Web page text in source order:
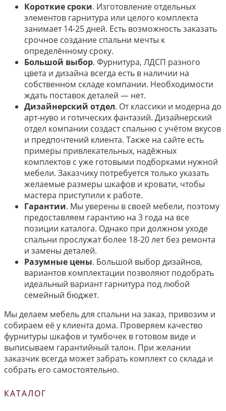
Короткие сроки. Изготовление отдельных
элементов гарнитура или целого комплекта
занимает 14-25 дней. Есть возможность заказать
срочное создание спальни мечты к
определённому сроку.
Большой выбор. Фурнитура, ЛДСП разного
цвета и дизайна всегда есть в наличии на
собственном складе компании. Необходимости
ждать поставок деталей — нет.
Дизайнерский отдел. От классики и модерна до
арт-нуво и готических фантазий. Дизайнерский
отдел компании создаст спальню с учётом вкусов
и предпочтений клиента. Также на сайте есть
примеры привлекательных, надёжных
комплектов с уже готовыми подборками нужной
мебели. Заказчику потребуется только указать
желаемые размеры шкафов и кровати, чтобы
мастера приступили к работе.
Гарантии. Мы уверены в своей мебели, поэтому
предоставляем гарантию на 3 года на все
позиции каталога. Однако при должном уходе
спальни прослужат более 18-20 лет без ремонта
и замены деталей.
Разумные цены. Большой выбор дизайнов,
вариантов комплектации позволяют подобрать
идеальный вариант гарнитура под любой
семейный бюджет.
Мы делаем мебель для спальни на заказ, привозим и
собираем её у клиента дома. Проверяем качество
фурнитуры шкафов и тумбочек в готовом виде и
выписываем гарантийный талон. При желании
заказчик всегда может забрать комплект со склада и
собрать его самостоятельно.
КАТАЛОГ